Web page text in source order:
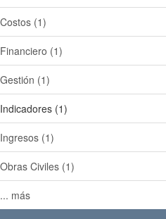
Costos (1)
Financiero (1)
Gestión (1)
Indicadores (1)
Ingresos (1)
Obras Civiles (1)
... más